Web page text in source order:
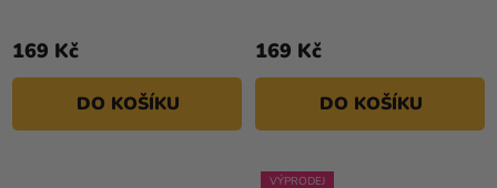
169 Kč
DO KOŠÍKU
169 Kč
DO KOŠÍKU
VÝPRODEJ